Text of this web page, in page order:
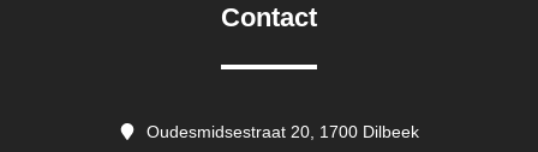
Contact
Oudesmidsestraat 20, 1700 Dilbeek